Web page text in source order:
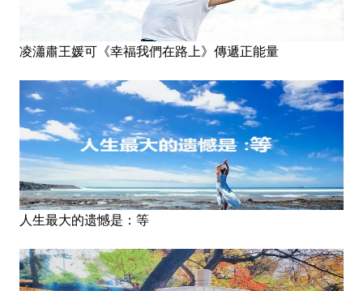
凌瀟肅王媛可《幸福我們在路上》傳遞正能量
人生最大的遗憾是：等